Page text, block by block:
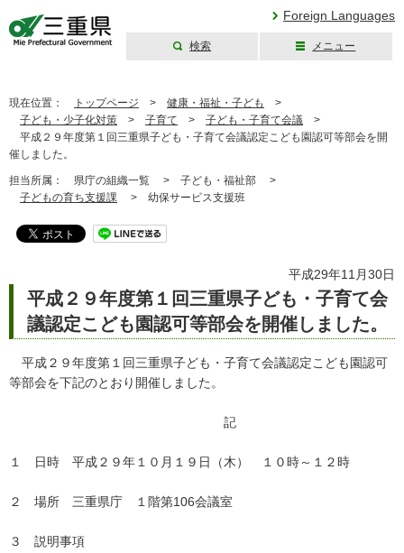
Foreign Languages
検索 メニュー
現在位置： トップページ > 健康・福祉・子ども
>
子ども・少子化対策 > 子育て > 子ども・子育て会議 >
平成２９年度第１回三重県子ども・子育て会議認定こども園認可等部会を開
催しました。
担当所属： 県庁の組織一覧 > 子ども・福祉部 >
子どもの育ち支援課 > 幼保サービス支援班
平成29年11月30日
平成２９年度第１回三重県子ども・子育て会
議認定こども園認可等部会を開催しました。
平成２９年度第１回三重県子ども・子育て会議認定こども園認可
等部会を下記のとおり開催しました。
記
１ 日時 平成２９年１０月１９日（木） １０時～１２時
２ 場所 三重県庁 １階第106会議室
３ 説明事項